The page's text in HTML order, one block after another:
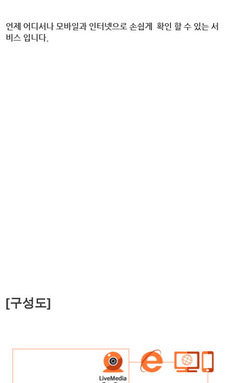
언제 어디서나 모바일과 인터넷으로 손쉽게 확인 할 수 있는 서
비스 입니다.
[구성도]